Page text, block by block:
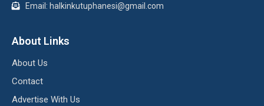
Email: halkinkutuphanesi@gmail.com
About Links
About Us
Contact
Advertise With Us